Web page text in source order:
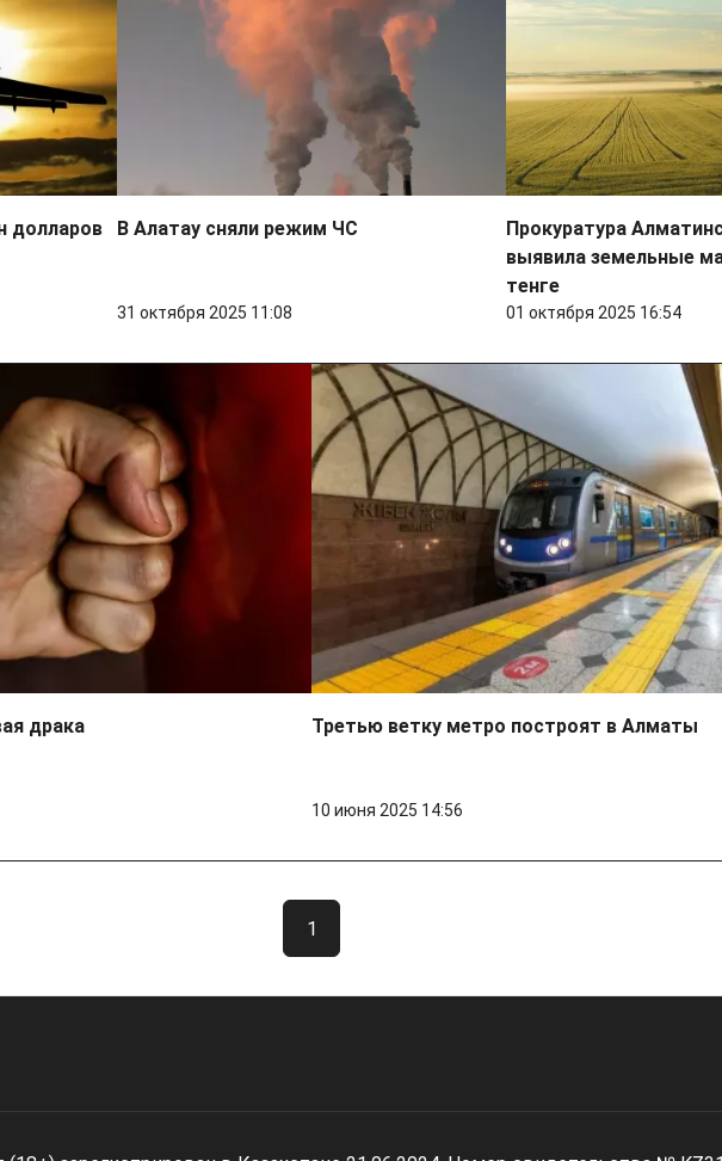
долларов
В Алатау сняли режим ЧС
31 октября 2025 11:08
Прокуратура
выявила земельные
тенге
01 октября 2025 16:54
драка Третью ветку метро построят в Алматы
10 июня 2025 14:56
1